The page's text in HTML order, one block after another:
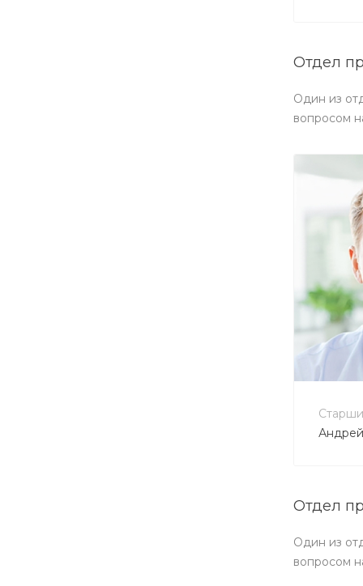
Отдел
Один из
вопросом
+7
Отдел
Один из
вопросом